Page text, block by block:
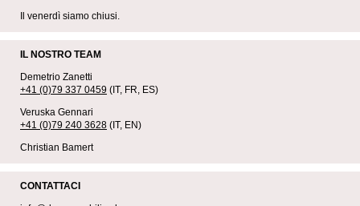
Il venerdì siamo chiusi.
IL NOSTRO TEAM
Demetrio Zanetti
+41 (0)79 337 0459 (IT, FR, ES)
Veruska Gennari
+41 (0)79 240 3628 (IT, EN)
Christian Bamert
CONTATTACI